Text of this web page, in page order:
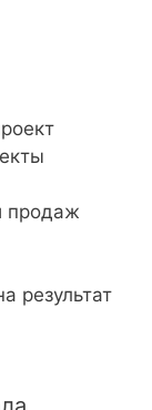
продаж
результат